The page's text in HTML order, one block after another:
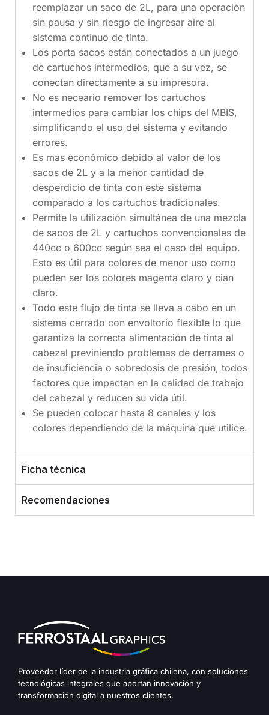
reemplazar un saco de 2L, para una operación
sin pausa y sin riesgo de ingresar aire al
sistema continuo de tinta.
Los porta sacos están conectados a un juego
de cartuchos intermedios, que a su vez, se
conectan directamente a su impresora.
No es neceario remover los cartuchos
intermedios para cambiar los chips del MBIS,
simplificando el uso del sistema y evitando
errores.
Es mas económico debido al valor de los
sacos de 2L y a la menor cantidad de
desperdicio de tinta con este sistema
comparado a los cartuchos tradicionales.
Permite la utilización simultánea de una mezcla
de sacos de 2L y cartuchos convencionales de
440cc o 600cc según sea el caso del equipo.
Esto es útil para colores de menor uso como
pueden ser los colores magenta claro y cian
claro.
Todo este flujo de tinta se lleva a cabo en un
sistema cerrado con envoltorio flexible lo que
garantiza la correcta alimentación de tinta al
cabezal previniendo problemas de derrames o
de insuficiencia o sobredosis de presión, todos
factores que impactan en la calidad de trabajo
del cabezal y reducen su vida útil.
Se pueden colocar hasta 8 canales y los
colores dependiendo de la máquina que utilice.
Ficha técnica
Recomendaciones
Proveedor líder de la industria gráfica chilena, con soluciones
tecnológicas integrales que aportan innovación y
transformación digital a nuestros clientes.